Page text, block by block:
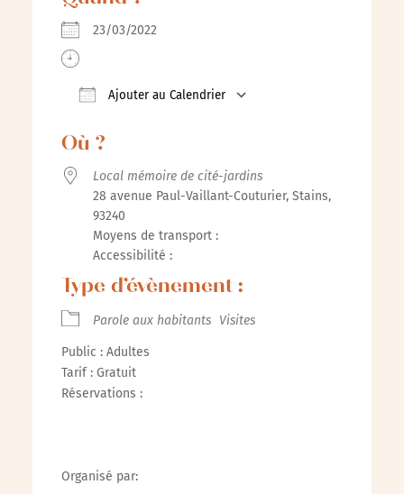
23/03/2022
Ajouter au Calendrier
Où ?
Local mémoire de cité-jardins
28 avenue Paul-Vaillant-Couturier, Stains,
93240
Moyens de transport :
Accessibilité :
Type d’évènement :
Parole aux habitants Visites
Public : Adultes
Tarif : Gratuit
Réservations :
Organisé par: